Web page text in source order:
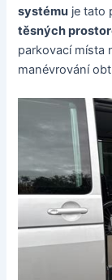
systému je tato
těsných
parkovací místa
manévrování